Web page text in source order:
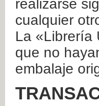
realizarse
cualquier
La «Librería
que no
embalaje